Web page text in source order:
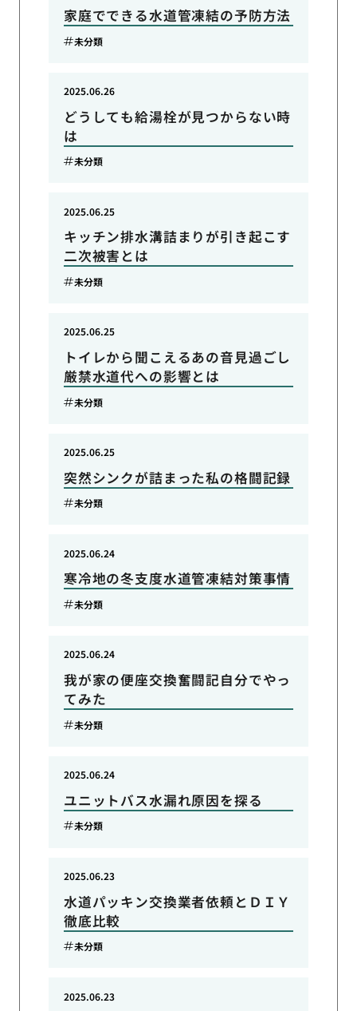
家庭でできる水道管凍結の予防方法
未分類
どうしても給湯栓が見つからない時
は
2025.06.26
未分類
キッチン排水溝詰まりが引き起こす
二次被害とは
2025.06.25
未分類
トイレから聞こえるあの音見過ごし
厳禁水道代への影響とは
2025.06.25
未分類
突然シンクが詰まった私の格闘記録
2025.06.25
未分類
寒冷地の冬支度水道管凍結対策事情
2025.06.24
未分類
我が家の便座交換奮闘記自分でやっ
てみた
2025.06.24
未分類
ユニットバス水漏れ原因を探る
2025.06.24
未分類
水道パッキン交換業者依頼とＤＩＹ
徹底比較
2025.06.23
未分類
2025.06.23